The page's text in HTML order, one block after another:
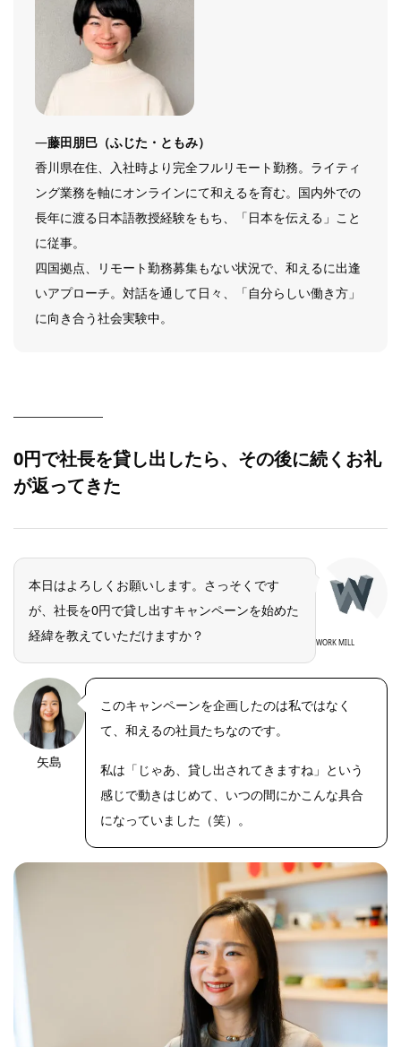
―藤田朋巳（ふじた・ともみ）
香川県在住、入社時より完全フルリモート勤務。ライティ
ング業務を軸にオンラインにて和えるを育む。国内外での
長年に渡る日本語教授経験をもち、「日本を伝える」こと
に従事。
四国拠点、リモート勤務募集もない状況で、和えるに出逢
いアプローチ。対話を通して日々、「自分らしい働き方」
に向き合う社会実験中。
0円で社長を貸し出したら、その後に続くお礼
が返ってきた
本日はよろしくお願いします。さっそくです
が、社長を0円で貸し出すキャンペーンを始めた
経緯を教えていただけますか？
WORK MILL
矢島
このキャンペーンを企画したのは私ではなく
て、和えるの社員たちなのです。
私は「じゃあ、貸し出されてきますね」という
感じで動きはじめて、いつの間にかこんな具合
になっていました（笑）。